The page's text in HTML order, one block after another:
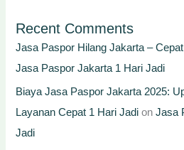
Recent Comments
Jasa Paspor Hilang Jakarta –
Jasa Paspor Jakarta 1 Hari Jadi
Biaya Jasa Paspor Jakarta 2025:
Layanan Cepat 1 Hari Jadi onJasa
Jadi